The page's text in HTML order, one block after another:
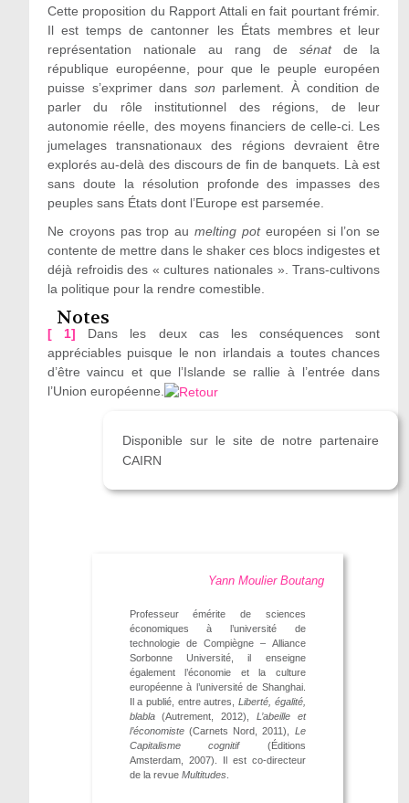
Cette proposition du Rapport Attali en fait pourtant frémir.
Il est temps de cantonner les États membres et leur
représentation nationale au rang desénatde la
république européenne, pour que le peuple européen
puisse s’exprimer dans son parlement. À condition de
parler du rôle institutionnel des régions, de leur
autonomie réelle, des moyens financiers de celle-ci. Les
jumelages transnationaux des régions devraient être
explorés au-delà des discours de fin de banquets. Là est
sans doute la résolution profonde des impasses des
peuples sans États dont l’Europe est parsemée.
Ne croyons pas trop aumelting poteuropéen si l’on se
contente de mettre dans le shaker ces blocs indigestes et
déjà refroidis des « cultures nationales ». Trans-cultivons
la politique pour la rendre comestible.
Notes
[ 1] Dans les deux cas les conséquences sont
appréciables puisque le non irlandais a toutes chances
d’être vaincu et que l’Islande se rallie à l’entrée dans
l’Union européenne.
Disponible sur le site de notre partenaire
CAIRN
Yann Moulier Boutang
Professeur émérite de sciences
économiques à l’université de
technologie de Compiègne – Alliance
Sorbonne Université, il enseigne
également l’économie et la culture
européenne à l’université de Shanghai.
Il a publié, entre autres, Liberté, égalité,
blabla(Autrement, 2012), L’abeille et
l’économiste(Carnets Nord, 2011), Le
Capitalisme cognitif(Éditions
Amsterdam, 2007). Il est co-directeur
de la revue Multitudes.